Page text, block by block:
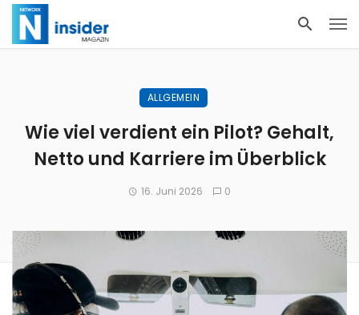
ALLGEMEIN
Wie viel verdient ein Pilot? Gehalt,
Netto und Karriere im Überblick
16. Juni 2026 0